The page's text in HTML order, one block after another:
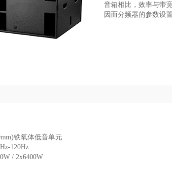
音箱相比，效率与带
因而分频器的参数设
铁氧体低音单元
120Hz
/ 2x6400W